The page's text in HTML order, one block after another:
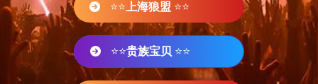
⭐⭐ 上海狼盟 ⭐⭐
⭐⭐贵族宝贝 ⭐⭐